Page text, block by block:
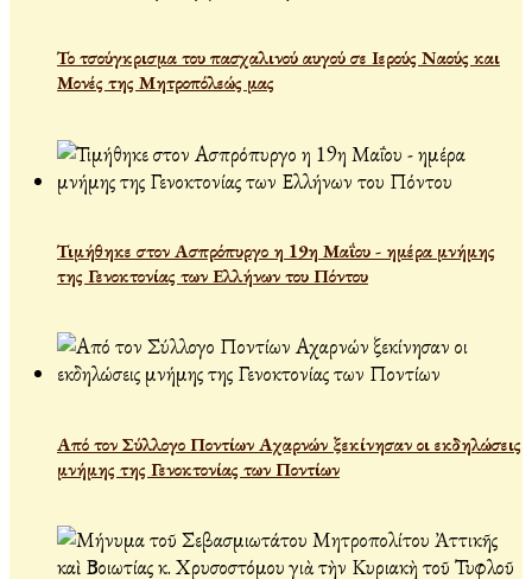
Το τσούγκρισμα του πασχαλινού αυγού σε Ιερούς Ναούς και
Μονές της Μητροπόλεώς μας
Τιμήθηκε στον Ασπρόπυργο η 19η Μαΐου - ημέρα μνήμης
της Γενοκτονίας των Ελλήνων του Πόντου
Από τον Σύλλογο Ποντίων Αχαρνών ξεκίνησαν οι εκδηλώσεις
μνήμης της Γενοκτονίας των Ποντίων